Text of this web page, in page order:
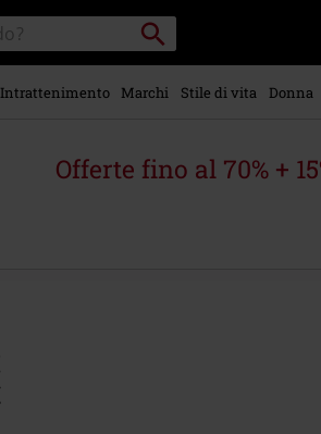
Cerca
Punto
di
ritiro
Intrattenimento Marchi Stile di vita Donna
Offerte fino al 70% +